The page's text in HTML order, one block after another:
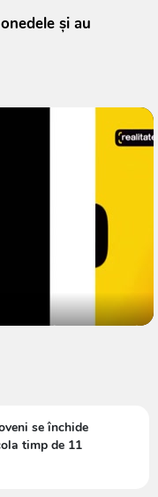
și au
se închide
timp de 11